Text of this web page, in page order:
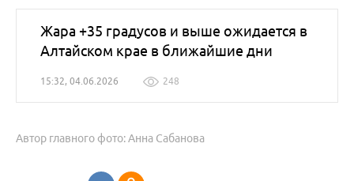
Жара +35 градусов и выше ожидается в
Алтайском крае в ближайшие дни
15:32, 04.06.2026 248
Автор главного фото: Анна Сабанова